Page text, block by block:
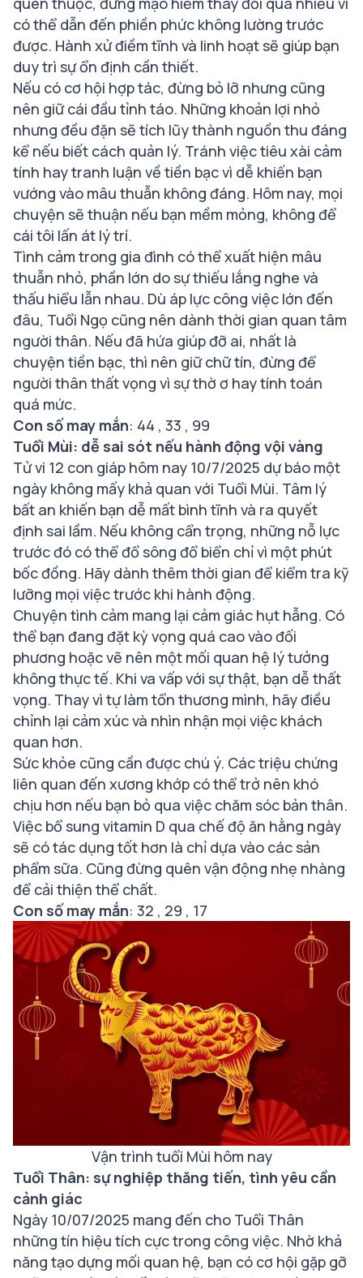
có thể dẫn đến phiền phức không lường trước
được. Hành xử điềm tĩnh và linh hoạt sẽ giúp bạn
duy trì sự ổn định cần thiết.
Nếu có cơ hội hợp tác, đừng bỏ lỡ nhưng cũng
nên giữ cái đầu tỉnh táo. Những khoản lợi nhỏ
nhưng đều đặn sẽ tích lũy thành nguồn thu đáng
kể nếu biết cách quản lý. Tránh việc tiêu xài cảm
tính hay tranh luận về tiền bạc vì dễ khiến bạn
vướng vào mâu thuẫn không đáng. Hôm nay, mọi
chuyện sẽ thuận nếu bạn mềm mỏng, không để
cái tôi lấn át lý trí.
Tình cảm trong gia đình có thể xuất hiện mâu
thuẫn nhỏ, phần lớn do sự thiếu lắng nghe và
thấu hiểu lẫn nhau. Dù áp lực công việc lớn đến
đâu, Tuổi Ngọ cũng nên dành thời gian quan tâm
người thân. Nếu đã hứa giúp đỡ ai, nhất là
chuyện tiền bạc, thì nên giữ chữ tín, đừng để
người thân thất vọng vì sự thờ ơ hay tính toán
quá mức.
Con số may mắn: 44 , 33 , 99
Tuổi Mùi: dễ sai sót nếu hành động vội vàng
Tử vi 12 con giáp hôm nay 10/7/2025 dự báo một
ngày không mấy khả quan với Tuổi Mùi. Tâm lý
bất an khiến bạn dễ mất bình tĩnh và ra quyết
định sai lầm. Nếu không cẩn trọng, những nỗ lực
trước đó có thể đổ sông đổ biển chỉ vì một phút
bốc đồng. Hãy dành thêm thời gian để kiểm tra kỹ
lưỡng mọi việc trước khi hành động.
Chuyện tình cảm mang lại cảm giác hụt hẫng. Có
thể bạn đang đặt kỳ vọng quá cao vào đối
phương hoặc vẽ nên một mối quan hệ lý tưởng
không thực tế. Khi va vấp với sự thật, bạn dễ thất
vọng. Thay vì tự làm tổn thương mình, hãy điều
chỉnh lại cảm xúc và nhìn nhận mọi việc khách
quan hơn.
Sức khỏe cũng cần được chú ý. Các triệu chứng
liên quan đến xương khớp có thể trở nên khó
chịu hơn nếu bạn bỏ qua việc chăm sóc bản thân.
Việc bổ sung vitamin D qua chế độ ăn hằng ngày
sẽ có tác dụng tốt hơn là chỉ dựa vào các sản
phẩm sữa. Cũng đừng quên vận động nhẹ nhàng
để cải thiện thể chất.
Con số may mắn: 32 , 29 , 17
Vận trình tuổi Mùi hôm nay
Tuổi Thân: sự nghiệp thăng tiến, tình yêu cần
cảnh giác
Ngày 10/07/2025 mang đến cho Tuổi Thân
những tín hiệu tích cực trong công việc. Nhờ khả
năng tạo dựng mối quan hệ, bạn có cơ hội gặp gỡ